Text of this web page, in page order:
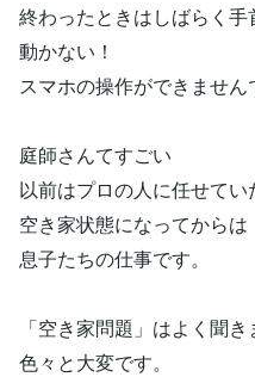
終わったときはしばらく手
動かない！
スマホの操作ができません
庭師さんてすごい
以前はプロの人に任せてい
空き家状態になってからは
息子たちの仕事です。
「空き家問題」はよく聞
色々と大変です。